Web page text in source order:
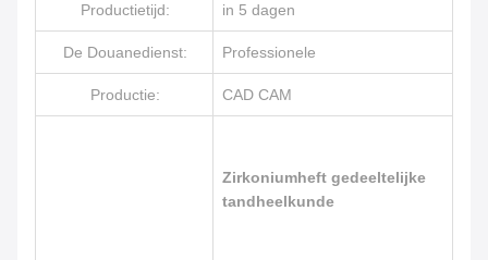
Productietijd: in 5 dagen
De Douanedienst: Professionele
Productie: CAD CAM
Zirkoniumheft gedeeltelijke
tandheelkunde